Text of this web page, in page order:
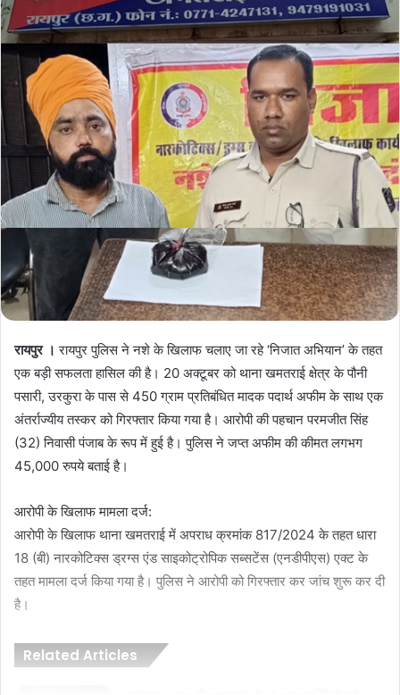
रायपुर ।रायपुर पुलिस ने नशे के खिलाफ चलाए जा रहे ‘निजात अभियान’ के तहत
एक बड़ी सफलता हासिल की है। 20 अक्टूबर को थाना खमतराई क्षेत्र के पौनी
पसारी, उरकुरा के पास से 450 ग्राम प्रतिबंधित मादक पदार्थ अफीम के साथ एक
अंतर्राज्यीय तस्कर को गिरफ्तार किया गया है। आरोपी की पहचान परमजीत सिंह
(32) निवासी पंजाब के रूप में हुई है। पुलिस ने जप्त अफीम की कीमत लगभग
45,000 रुपये बताई है।
आरोपी के खिलाफ मामला दर्ज:
आरोपी के खिलाफ थाना खमतराई में अपराध क्रमांक 817/2024 के तहत धारा
18 (बी) नारकोटिक्स ड्रग्स एंड साइकोट्रोपिक सब्सटेंस (एनडीपीएस) एक्ट के
तहत मामला दर्ज किया गया है। पुलिस ने आरोपी को गिरफ्तार कर जांच शुरू कर दी
है।
Related Articles